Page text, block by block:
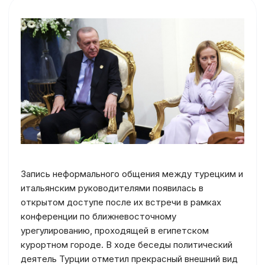
Запись неформального общения между турецким и
итальянским руководителями появилась в
открытом доступе после их встречи в рамках
конференции по ближневосточному
урегулированию, проходящей в египетском
курортном городе. В ходе беседы политический
деятель Турции отметил прекрасный внешний вид